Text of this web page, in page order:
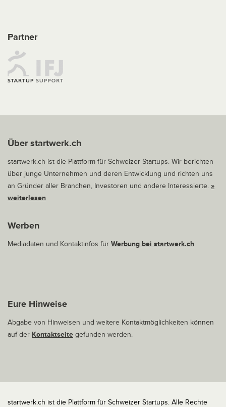
Partner
Über startwerk.ch
startwerk.ch ist die Plattform für Schweizer Startups. Wir berichten
über junge Unternehmen und deren Entwicklung und richten uns
an Gründer aller Branchen, Investoren und andere Interessierte. »
weiterlesen
Werben
Mediadaten und Kontaktinfos für Werbung bei startwerk.ch
Eure Hinweise
Abgabe von Hinweisen und weitere Kontaktmöglichkeiten können
auf der Kontaktseite gefunden werden.
startwerk.ch ist die Plattform für Schweizer Startups. Alle Rechte